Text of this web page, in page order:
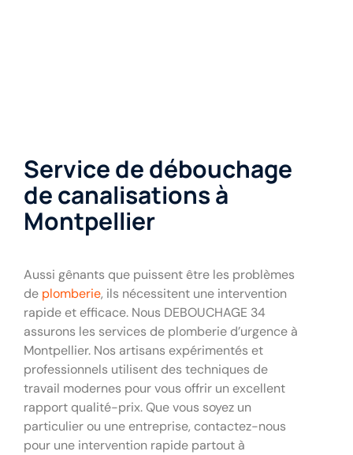
Service de débouchage
de canalisations à
Montpellier
Aussi gênants que puissent être les problèmes
de plomberie, ils nécessitent une intervention
rapide et efficace. Nous DEBOUCHAGE 34
assurons les services de plomberie d’urgence à
Montpellier. Nos artisans expérimentés et
professionnels utilisent des techniques de
travail modernes pour vous offrir un excellent
rapport qualité-prix. Que vous soyez un
particulier ou une entreprise, contactez-nous
pour une intervention rapide partout à